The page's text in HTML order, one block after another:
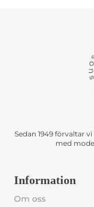
Sedan 1949 förvaltar
med
Information
Om oss